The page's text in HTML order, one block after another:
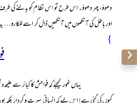
دھوؤ، پھر دھوؤ۔ اس طرح تو اس نظام کو بدلنے کی
اور باطل کی آنکھوں میں آنکھیں ڈال کر اسے
}
یہاں غور کیجئے کہ فواحش کا کبائر سے علیحدہ